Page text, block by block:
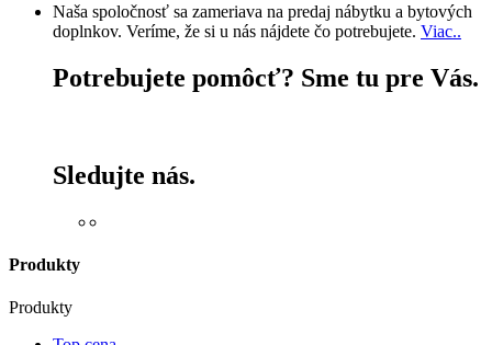
Naša spoločnosť sa zameriava na predaj nábytku a bytových
doplnkov. Veríme, že si u nás nájdete čo potrebujete. Viac..
Potrebujete pomôcť? Sme tu pre Vás.
Sledujte nás.
Produkty
Produkty